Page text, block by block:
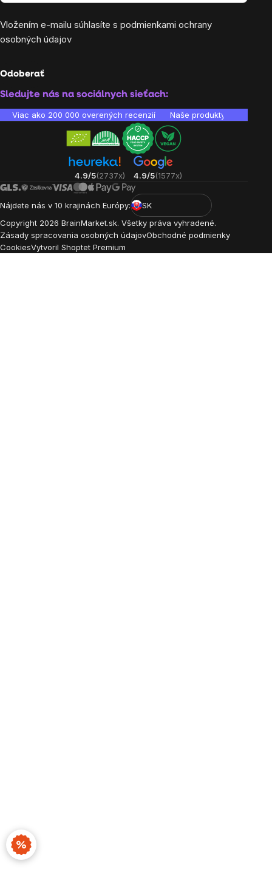
Vložením e-mailu súhlasíte s podmienkami ochrany
osobných údajov
Odoberať
Sledujte nás na sociálnych sieťach:
Viac ako 200 000 overených recenzií Naše produkty sú
4.9/5(2737x) 4.9/5(1577x)
Nájdete nás v 10 krajinách Európy:
SK
Copyright 2026 BrainMarket.sk. Všetky práva vyhradené.
Zásady spracovania osobných údajovObchodné podmienky
CookiesVytvoril Shoptet Premium